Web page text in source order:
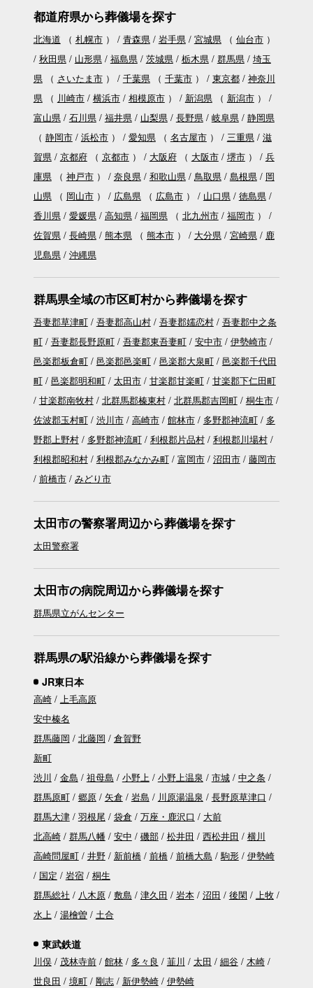
都道府県から葬儀場を探す
北海道 （ 札幌市） 青森県 岩手県 宮城県（ 仙台市）
秋田県
山形県 福島県 茨城県 栃木県 群馬県
埼玉
県（ さいたま市） 千葉県（ 千葉市） 東京都
神奈川
県（ 川崎市 横浜市 相模原市） 新潟県（ 新潟市）
富山県
石川県 福井県 山梨県 長野県 岐阜県
静岡県
（ 静岡市 浜松市） 愛知県（ 名古屋市） 三重県
滋
賀県
京都府（ 京都市） 大阪府（ 大阪市 堺市）
兵
庫県（ 神戸市） 奈良県 和歌山県 鳥取県 島根県
岡
山県（ 岡山市） 広島県（ 広島市） 山口県
徳島県
香川県
愛媛県 高知県 福岡県（ 北九州市 福岡市）
佐賀県
長崎県 熊本県（ 熊本市） 大分県 宮崎県
鹿
児島県
沖縄県
群馬県全域の市区町村から葬儀場を探す
吾妻郡草津町 吾妻郡高山村 吾妻郡嬬恋村
吾妻郡中之条
町
吾妻郡長野原町 吾妻郡東吾妻町 安中市
伊勢崎市
邑楽郡板倉町
邑楽郡邑楽町 邑楽郡大泉町
邑楽郡千代田
町
邑楽郡明和町 太田市 甘楽郡甘楽町
甘楽郡下仁田町
甘楽郡南牧村
北群馬郡榛東村 北群馬郡吉岡町
桐生市
佐波郡玉村町
渋川市 高崎市 館林市 多野郡神流町
多
野郡上野村
多野郡神流町 利根郡片品村
利根郡川場村
利根郡昭和村
利根郡みなかみ町 富岡市 沼田市
藤岡市
前橋市
みどり市
太田市の警察署周辺から葬儀場を探す
太田警察署
太田市の病院周辺から葬儀場を探す
群馬県立がんセンター
群馬県の駅沿線から葬儀場を探す
JR東日本
高崎
上毛高原
安中榛名
群馬藤岡
北藤岡
倉賀野
新町
渋川
金島 祖母島 小野上 小野上温泉 市城
中之条
群馬原町
郷原 矢倉 岩島 川原湯温泉
長野原草津口
群馬大津
羽根尾 袋倉 万座・鹿沢口
大前
北高崎
群馬八幡 安中 磯部 松井田 西松井田
横川
高崎問屋町
井野 新前橋 前橋 前橋大島 駒形
伊勢崎
国定
岩宿
桐生
群馬総社
八木原 敷島 津久田 岩本 沼田 後閑
上牧
水上
湯檜曽 土合
東武鉄道
川俣 茂林寺前 館林 多々良 韮川 太田 細谷
木崎
世良田
境町 剛志 新伊勢崎
伊勢崎